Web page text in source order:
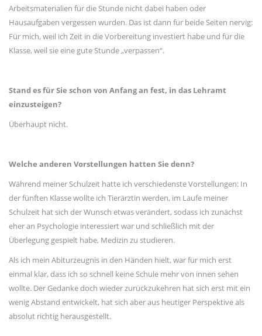
Arbeitsmaterialien für die Stunde nicht dabei haben oder
Hausaufgaben vergessen wurden. Das ist dann für beide Seiten nervig:
Für mich, weil ich Zeit in die Vorbereitung investiert habe und für die
Klasse, weil sie eine gute Stunde „verpassen“.
Stand es für Sie schon von Anfang an fest, in das Lehramt
einzusteigen?
Überhaupt nicht.
Welche anderen Vorstellungen hatten Sie denn?
Während meiner Schulzeit hatte ich verschiedenste Vorstellungen: In
der fünften Klasse wollte ich Tierärztin werden, im Laufe meiner
Schulzeit hat sich der Wunsch etwas verändert, sodass ich zunächst
eher an Psychologie interessiert war und schließlich mit der
Überlegung gespielt habe, Medizin zu studieren.
Als ich mein Abiturzeugnis in den Händen hielt, war für mich erst
einmal klar, dass ich so schnell keine Schule mehr von innen sehen
wollte. Der Gedanke doch wieder zurückzukehren hat sich erst mit ein
wenig Abstand entwickelt, hat sich aber aus heutiger Perspektive als
absolut richtig herausgestellt.